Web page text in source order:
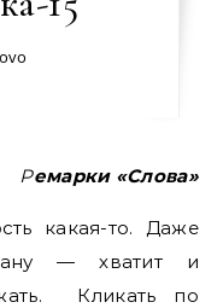
Ремарки «Слова»
какая-то. Даже
— хватит и
Кликать по